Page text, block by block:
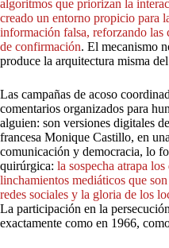
algoritmos que priorizan la
creado un entorno propicio para
información falsa, reforzando las
de confirmación. El mecanismo
produce la arquitectura misma
Las campañas de acoso
comentarios organizados para
alguien: son versiones digitales
francesa Monique Castillo, en
comunicación y democracia, lo
quirúrgica: la sospecha atrapa los
linchamientos mediáticos que son
redes sociales y la gloria de los
La participación en la
exactamente como en 1966,